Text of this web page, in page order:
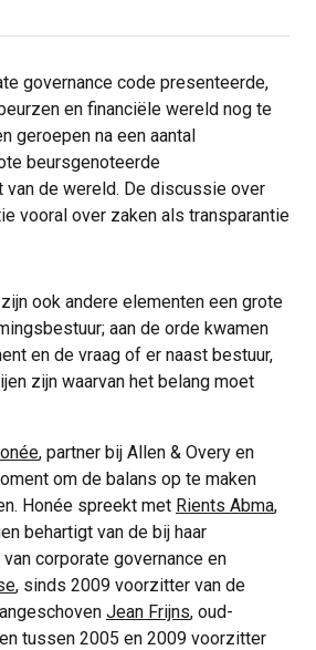
governance code presenteerde,
en financiële wereld nog te
geroepen na een aantal
beursgenoteerde
de wereld. De discussie over
vooral over zaken als transparantie
ook andere elementen een grote
aan de orde kwamen
en de vraag of er naast bestuur,
zijn waarvan het belang moet
, partner bij Allen & Overy en
om de balans op te maken
Honée spreekt met Rients Abma,
behartigt van de bij haar
corporate governance en
, sinds 2009 voorzitter van de
Jean Frijns, oud-
tussen 2005 en 2009 voorzitter